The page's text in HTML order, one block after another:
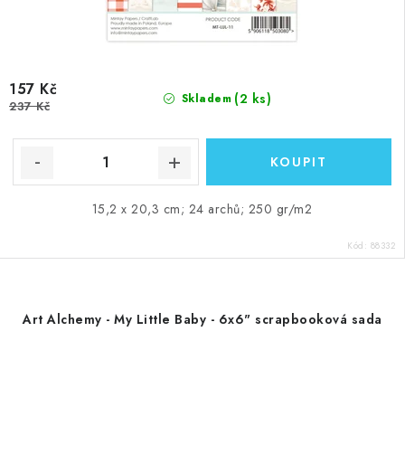
Skladem (2 ks)
157 Kč
237 Kč
15,2 x 20,3 cm; 24 archů; 250 gr/m2
Kód: 88332
Art Alchemy - My Little Baby - 6x6" scrapbooková sada